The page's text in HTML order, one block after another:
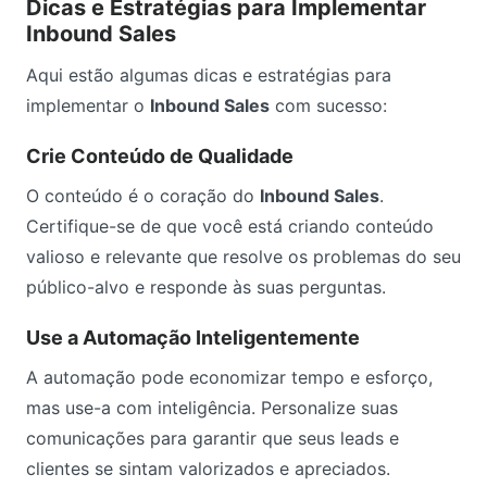
Dicas e Estratégias para Implementar
Inbound Sales
Aqui estão algumas dicas e estratégias para
implementar o Inbound Sales com sucesso:
Crie Conteúdo de Qualidade
O conteúdo é o coração do Inbound Sales.
Certifique-se de que você está criando conteúdo
valioso e relevante que resolve os problemas do seu
público-alvo e responde às suas perguntas.
Use a Automação Inteligentemente
A automação pode economizar tempo e esforço,
mas use-a com inteligência. Personalize suas
comunicações para garantir que seus leads e
clientes se sintam valorizados e apreciados.